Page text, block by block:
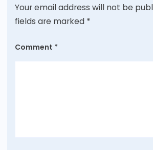
Your email address will not be
fields are marked *
Comment *